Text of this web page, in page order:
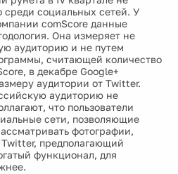
среди социальных сетей. У
comScore данные
Она измеряет не
аудиторию и не путем
считающей количество
в декабре Google+
аудитории от Twitter.
аудиторию не
что пользователи
сети, позволяющие
фотографии,
предполагающий
функционал, для